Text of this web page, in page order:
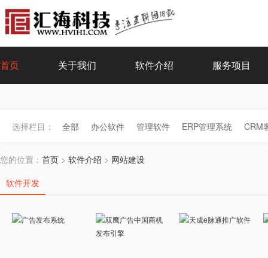
首页 关于我们 软件介绍 服务项目
选择栏目： 全部 办公软件 管理软件 ERP管理系统 CRM
您的位置： 首页 > 软件介绍 > 网站建设
软件开发